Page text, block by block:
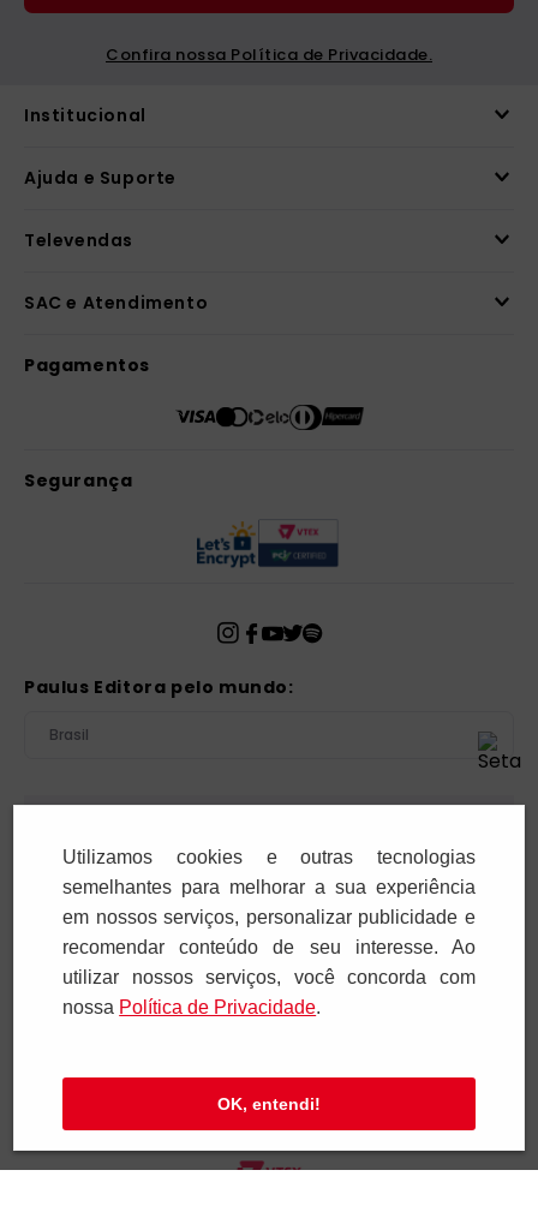
Confira nossa Política de Privacidade.
Institucional
Ajuda e Suporte
Televendas
SAC e Atendimento
Pagamentos
Segurança
Paulus Editora pelo mundo:
Brasil
Para pagar as assinaturas utilize sempre as formas de
pagamento disponibilizadas pela PAULUS. Nunca efetue
depósito ou transferência bancária em nome de terceiros
ou de pessoa física. Se você receber algum tipo de
cobrança suspeita, entre em contato conosco pelo
telefone (11) 5087-3600 ou pelo e-mail
cobranca@paulus.com.br.
Pia Sociedade de São Paulo. CNPJ: 61.287.546/0012-12. Rua
Francisco Cruz, 229 - 04117-091. Vila Mariana - São Paulo/SP
Utilizamos cookies e outras tecnologias
semelhantes para melhorar a sua experiência
em nossos serviços, personalizar publicidade e
recomendar conteúdo de seu interesse. Ao
utilizar nossos serviços, você concorda com
nossa Polí­tica de Privacidade.
OK, entendi!